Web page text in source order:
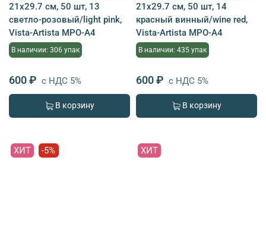
21х29.7 см, 50 шт, 13
светло-розовый/light pink,
Vista-Artista MPO-A4
В наличии: 306 упак
600 ₽ с НДС 5%
В корзину
21х29.7 см, 50 шт, 14
красный винный/wine red,
Vista-Artista MPO-A4
В наличии: 435 упак
600 ₽ с НДС 5%
В корзину
ХИТ -5% ХИТ